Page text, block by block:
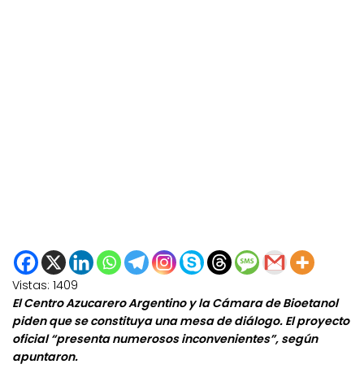
Vistas: 1409
El Centro Azucarero Argentino y la Cámara de Bioetanol
piden que se constituya una mesa de diálogo. El proyecto
oficial “presenta numerosos inconvenientes”, según
apuntaron.